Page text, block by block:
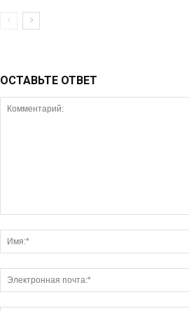
ОСТАВЬТЕ ОТВЕТ